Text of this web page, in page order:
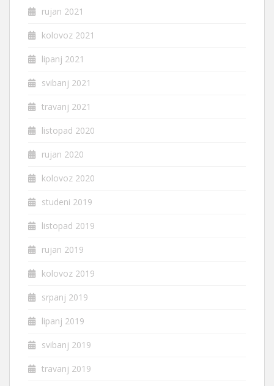
rujan 2021
kolovoz 2021
lipanj 2021
svibanj 2021
travanj 2021
listopad 2020
rujan 2020
kolovoz 2020
studeni 2019
listopad 2019
rujan 2019
kolovoz 2019
srpanj 2019
lipanj 2019
svibanj 2019
travanj 2019